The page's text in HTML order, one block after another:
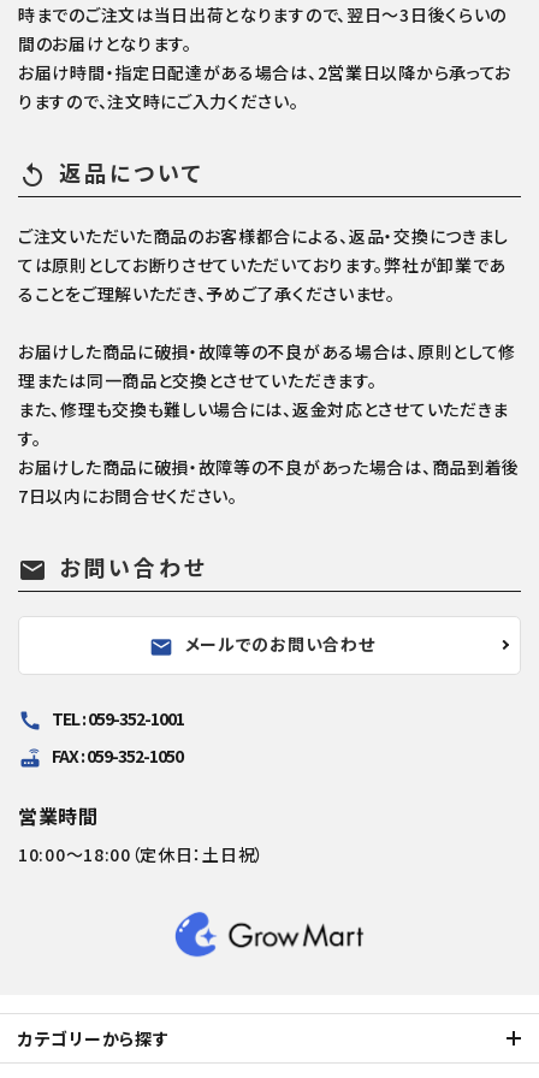
時までのご注文は当日出荷となりますので、翌日～3日後くらいの
間のお届けとなります。
お届け時間・指定日配達がある場合は、2営業日以降から承ってお
りますので、注文時にご入力ください。
replay 返品について
ご注文いただいた商品のお客様都合による、返品・交換につきまし
ては原則としてお断りさせていただいております。弊社が卸業であ
ることをご理解いただき、予めご了承くださいませ。
お届けした商品に破損・故障等の不良がある場合は、原則として修
理または同一商品と交換とさせていただきます。
また、修理も交換も難しい場合には、返金対応とさせていただきま
す。
お届けした商品に破損・故障等の不良があった場合は、商品到着後
7日以内にお問合せください。
mail お問い合わせ
mail メールでのお問い合わせ
call TEL : 059-352-1001
router FAX : 059-352-1050
営業時間
10:00～18:00（定休日：土日祝）
カテゴリーから探す